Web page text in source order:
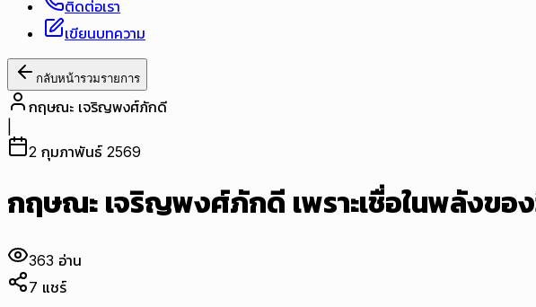
ติดต่อเรา
เขียนบทความ
กลับหน้ารวมรายการ
กฤษณะ เจริญพงศ์ภักดี
2 กุมภาพันธ์ 2569
กฤษณะ เจริญพงศ์ภักดี เพราะเชื่อในพลังขอ
363 อ่าน
7 แชร์